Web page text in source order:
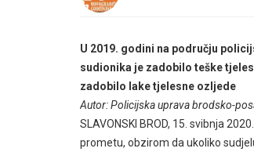
U 2019. godini na području
sudionika je zadobilo teške
zadobilo lake tjelesne ozljede
Autor: Policijska uprava brodsko-
SLAVONSKI BROD, 15. svibnja
prometu, obzirom da ukoliko